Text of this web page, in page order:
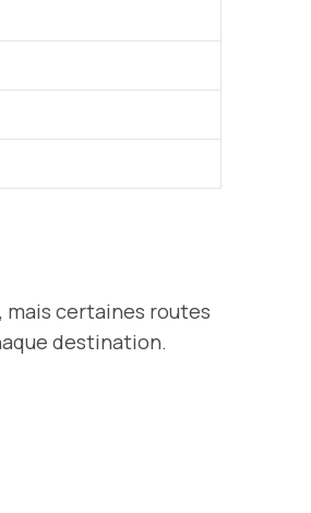
certaines routes
destination.